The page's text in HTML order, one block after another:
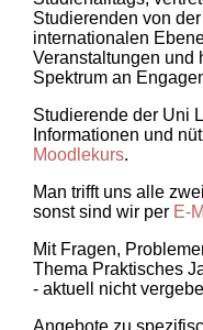
Studierenden von
internationalen
Veranstaltungen und
Spektrum an
Studierende der Uni
Informationen und
Moodlekurs.
Man trifft uns alle
sonst sind wir per E-
Mit Fragen,
Thema Praktisches
- aktuell nicht
Angebote zu